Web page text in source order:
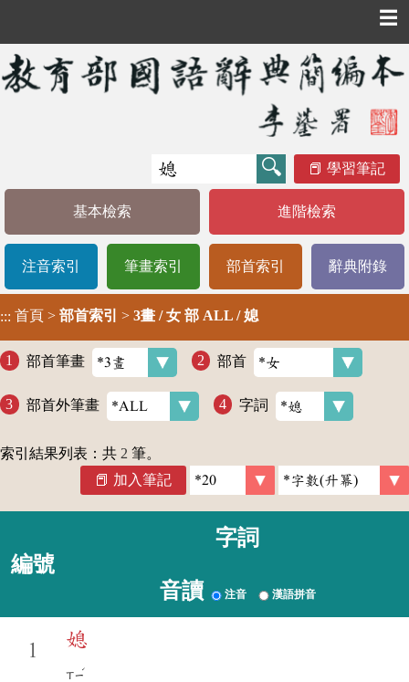
☰
學習筆記
基本檢索 進階檢索
注音索引 筆畫索引 部首索引 辭典附錄
::: 首頁 > 部首索引 > 3畫 / 女 部 ALL / 媳
部首筆畫 部首
部首外筆畫 字詞
索引結果列表：共 2 筆。
加入筆記
編號
字詞
音讀 注音 漢語拼音
1
媳
ㄒㄧ
ˊ